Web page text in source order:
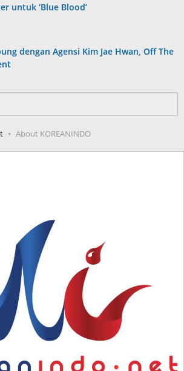
untuk ‘Blue Blood’
dengan Agensi Kim Jae Hwan, Off The
About KOREANINDO